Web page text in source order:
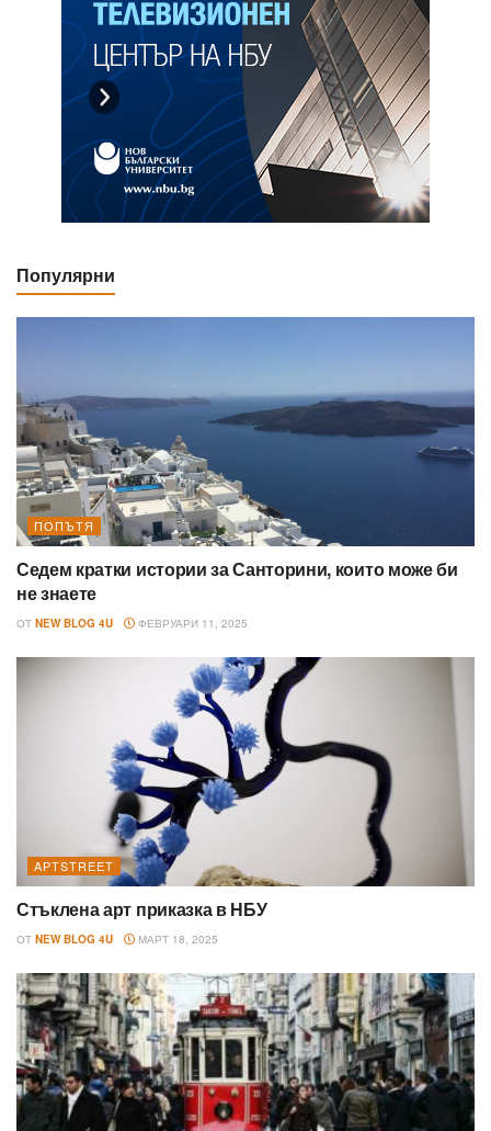
Популярни
ПОПЪТЯ
Седем кратки истории за Санторини, които може би
не знаете
ОТ NEW BLOG 4U ФЕВРУАРИ 11, 2025
AРТSTREET
Стъклена арт приказка в НБУ
ОТ NEW BLOG 4U МАРТ 18, 2025